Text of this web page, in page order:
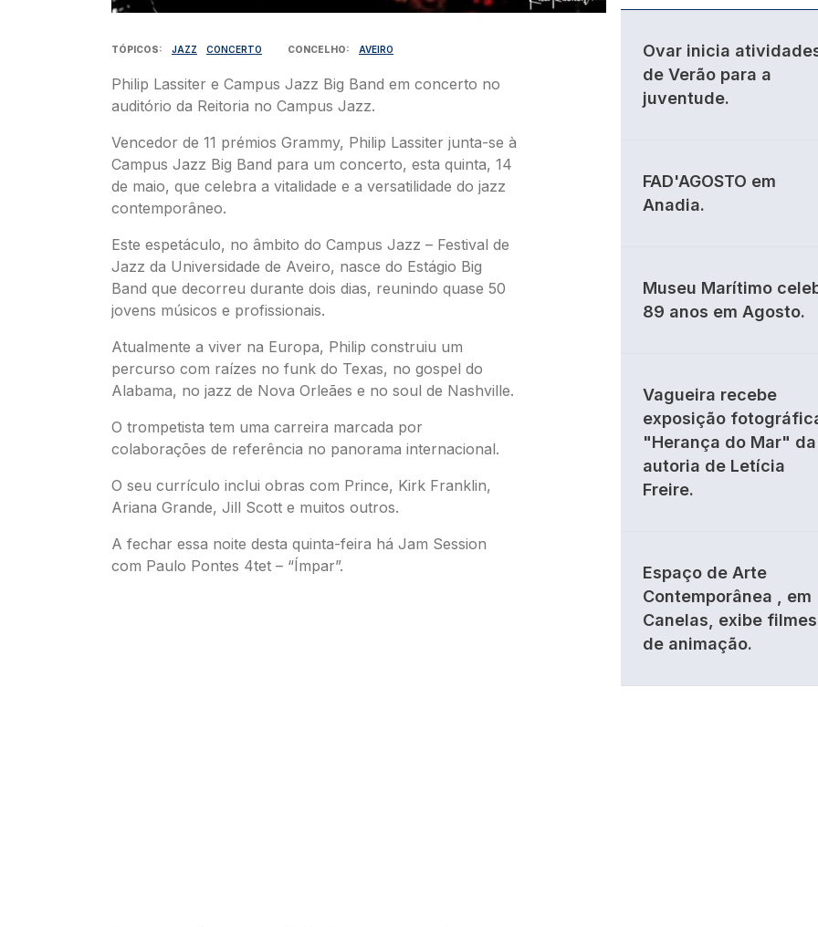
TÓPICOS JAZZ CONCERTO CONCELHO AVEIRO
Philip Lassiter e Campus Jazz Big Band em concerto no
auditório da Reitoria no Campus Jazz.
Vencedor de 11 prémios Grammy, Philip Lassiter junta-se à
Campus Jazz Big Band para um concerto, esta quinta, 14
de maio, que celebra a vitalidade e a versatilidade do jazz
contemporâneo.
Este espetáculo, no âmbito do Campus Jazz – Festival de
Jazz da Universidade de Aveiro, nasce do Estágio Big
Band que decorreu durante dois dias, reunindo quase 50
jovens músicos e profissionais.
Atualmente a viver na Europa, Philip construiu um
percurso com raízes no funk do Texas, no gospel do
Alabama, no jazz de Nova Orleães e no soul de Nashville.
O trompetista tem uma carreira marcada por
colaborações de referência no panorama internacional.
O seu currículo inclui obras com Prince, Kirk Franklin,
Ariana Grande, Jill Scott e muitos outros.
A fechar essa noite desta quinta-feira há Jam Session
com Paulo Pontes 4tet – “Ímpar”.
Ovar inicia
de Verão para a
juventude.
FAD'AGOSTO em
Anadia.
Museu Marítimo
89 anos em Agosto.
Vagueira recebe
exposição
"Herança do Mar" da
autoria de Letícia
Freire.
Espaço de Arte
Contemporânea , em
Canelas, exibe filmes
de animação.